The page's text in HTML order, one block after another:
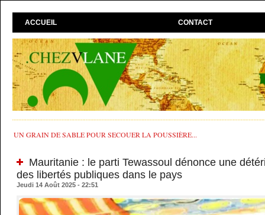
ACCUEIL CONTACT
UN GRAIN DE SABLE POUR SECOUER LA POUSSIÈRE...
Mauritanie : le parti Tewassoul dénonce une
des libertés publiques dans le pays
Jeudi 14 Août 2025 - 22:51